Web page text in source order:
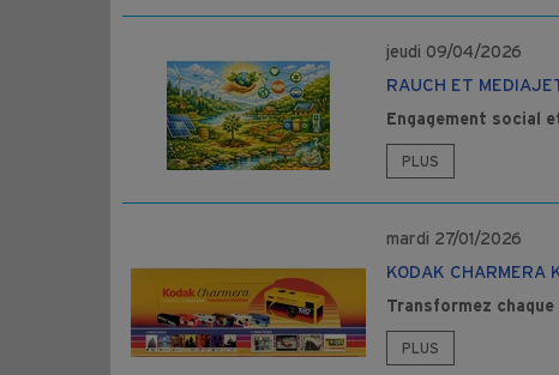
RAUCH ET
Engagement social
PLUS
jeudi 09/04/2026
KODAK CHARMERA
Transformez
PLUS
mardi 27/01/2026